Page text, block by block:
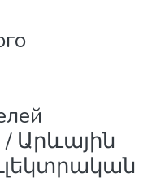
/ Արևային